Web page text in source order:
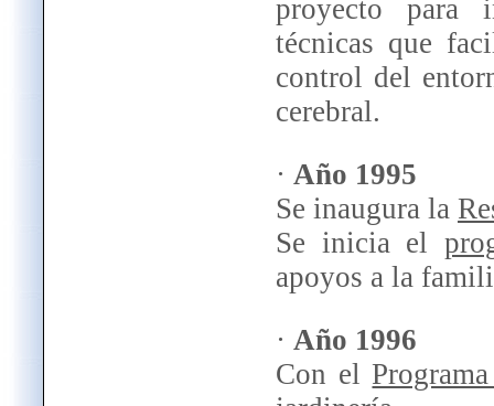
proyecto para
técnicas que
control del
cerebral.
· Año 1995
Se inaugura la
Se inicia el
apoyos a la
· Año 1996
Con el